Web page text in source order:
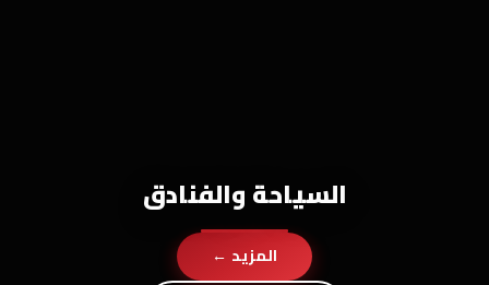
السياحة والفنادق
المزيد ←